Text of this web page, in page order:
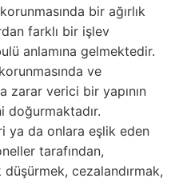
bir ağırlık
farklı bir işlev
anlamına gelmektedir.
ve
zarar verici bir yapının
doğurmaktadır.
ya da onlara eşlik eden
tarafından,
düşürmek, cezalandırmak,